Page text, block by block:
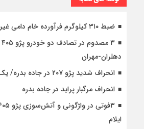
ضبط ۳۱۰ کیلوگرم فرآورده خام دامی غیرقابل مصرف در ایلام
دهلران-مهران
انحراف شدید پژو ۲۰۷ در جاده بدره/ یک نفر جان باخت
انحراف مرگبار پراید در جاده بدره
ایلام